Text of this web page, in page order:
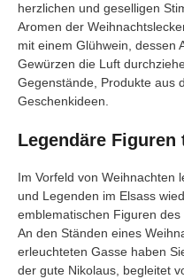
herzlichen und geselligen
Aromen der
mit einem Glühwein, dessen
Gewürzen die Luft
Gegenstände, Produkte aus
Geschenkideen.
Legendäre Figuren
Im Vorfeld von Weihnachten
und Legenden im Elsass
emblematischen Figuren
An den Ständen eines
erleuchteten Gasse haben
der gute Nikolaus, begleitet